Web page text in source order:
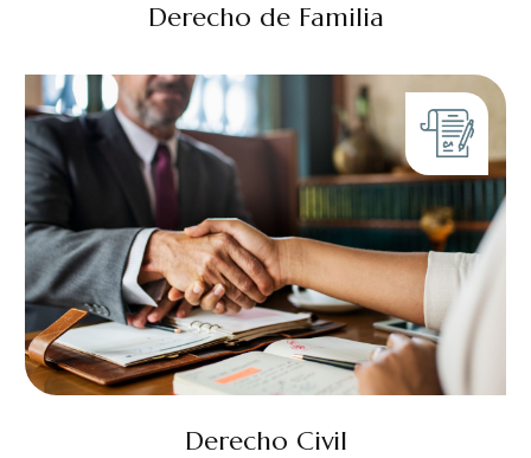
Derecho de Familia
Derecho Civil